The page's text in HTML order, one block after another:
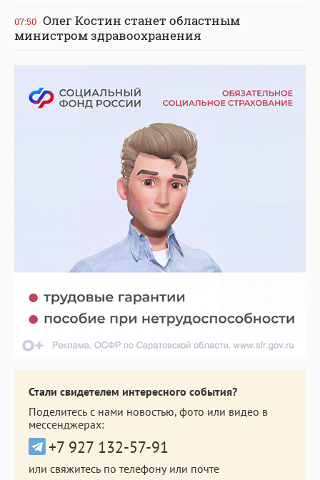
07:50 Олег Костин станет областным
министром здравоохранения
Стали свидетелем интересного события?
Поделитесь с нами новостью, фото или видео в
мессенджерах:
+7 927 132-57-91
или свяжитесь по телефону или почте